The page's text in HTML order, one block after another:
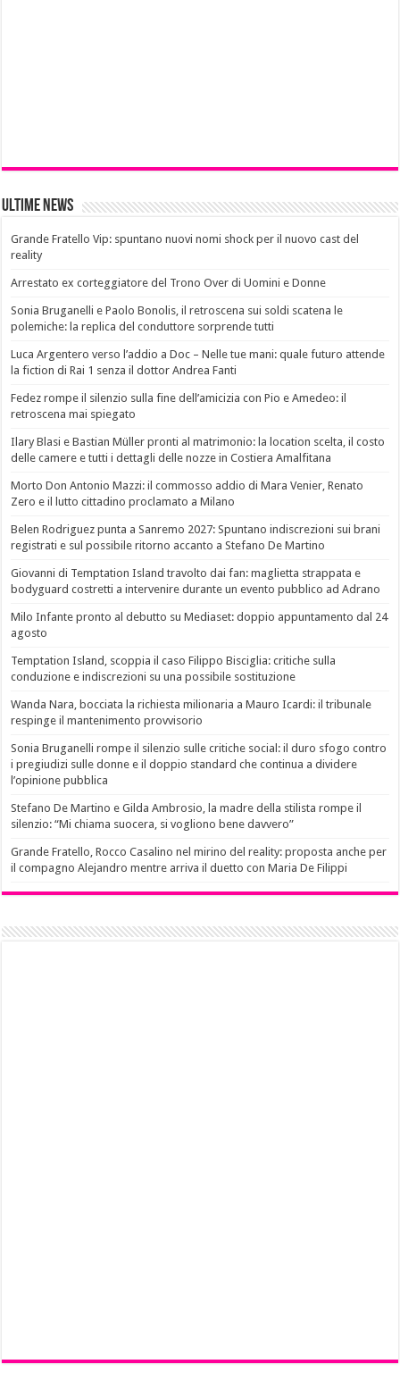
Ultime News
Grande Fratello Vip: spuntano nuovi nomi shock per il nuovo cast del
reality
Arrestato ex corteggiatore del Trono Over di Uomini e Donne
Sonia Bruganelli e Paolo Bonolis, il retroscena sui soldi scatena le
polemiche: la replica del conduttore sorprende tutti
Luca Argentero verso l’addio a Doc – Nelle tue mani: quale futuro attende
la fiction di Rai 1 senza il dottor Andrea Fanti
Fedez rompe il silenzio sulla fine dell’amicizia con Pio e Amedeo: il
retroscena mai spiegato
Ilary Blasi e Bastian Müller pronti al matrimonio: la location scelta, il costo
delle camere e tutti i dettagli delle nozze in Costiera Amalfitana
Morto Don Antonio Mazzi: il commosso addio di Mara Venier, Renato
Zero e il lutto cittadino proclamato a Milano
Belen Rodriguez punta a Sanremo 2027: Spuntano indiscrezioni sui brani
registrati e sul possibile ritorno accanto a Stefano De Martino
Giovanni di Temptation Island travolto dai fan: maglietta strappata e
bodyguard costretti a intervenire durante un evento pubblico ad Adrano
Milo Infante pronto al debutto su Mediaset: doppio appuntamento dal 24
agosto
Temptation Island, scoppia il caso Filippo Bisciglia: critiche sulla
conduzione e indiscrezioni su una possibile sostituzione
Wanda Nara, bocciata la richiesta milionaria a Mauro Icardi: il tribunale
respinge il mantenimento provvisorio
Sonia Bruganelli rompe il silenzio sulle critiche social: il duro sfogo contro
i pregiudizi sulle donne e il doppio standard che continua a dividere
l’opinione pubblica
Stefano De Martino e Gilda Ambrosio, la madre della stilista rompe il
silenzio: “Mi chiama suocera, si vogliono bene davvero”
Grande Fratello, Rocco Casalino nel mirino del reality: proposta anche per
il compagno Alejandro mentre arriva il duetto con Maria De Filippi